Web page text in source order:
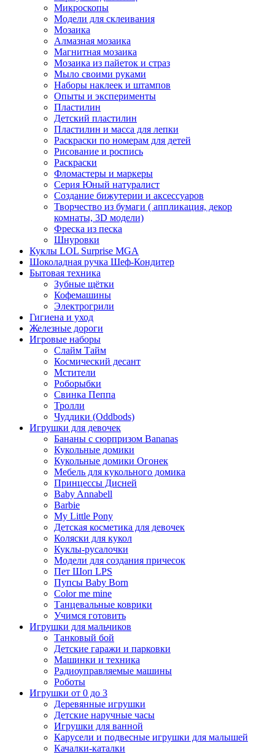
Микроскопы
Модели для склеивания
Мозаика
Алмазная мозаика
Магнитная мозаика
Мозаика из пайеток и страз
Мыло своими руками
Наборы наклеек и штампов
Опыты и эксперименты
Пластилин
Детский пластилин
Пластилин и масса для лепки
Раскраски по номерам для детей
Рисование и роспись
Раскраски
Фломастеры и маркеры
Серия Юный натуралист
Создание бижутерии и аксессуаров
Творчество из бумаги ( аппликация, декор
комнаты, 3D модели)
Фреска из песка
Шнуровки
Куклы LOL Surprise MGA
Шоколадная ручка Шеф-Кондитер
Бытовая техника
Зубные щётки
Кофемашины
Электрогрили
Гигиена и уход
Железные дороги
Игровые наборы
Слайм Тайм
Космический десант
Мстители
Роборыбки
Свинка Пеппа
Тролли
Чуддики (Oddbods)
Игрушки для девочек
Бананы с сюрпризом Bananas
Кукольные домики
Кукольные домики Огонек
Мебель для кукольного домика
Принцессы Дисней
Baby Annabell
Barbie
My Little Pony
Детская косметика для девочек
Коляски для кукол
Куклы-русалочки
Модели для создания причесок
Пет Шоп LPS
Пупсы Baby Born
Сolor me mine
Танцевальные коврики
Учимся готовить
Игрушки для мальчиков
Танковый бой
Детские гаражи и парковки
Машинки и техника
Радиоуправляемые машины
Роботы
Игрушки от 0 до 3
Деревянные игрушки
Детские наручные часы
Игрушки для ванной
Карусели и подвесные игрушки для малышей
Качалки-каталки